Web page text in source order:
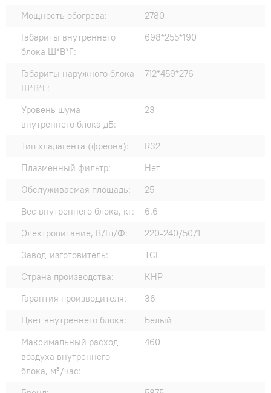
Мощность обогрева:
2780
Габариты внутреннего
блока Ш*В*Г:
698*255*190
Габариты наружного блока
Ш*В*Г:
712*459*276
Уровень шума
внутреннего блока дБ:
23
Тип хладагента (фреона):
R32
Плазменный фильтр:
Нет
Обслуживаемая площадь:
25
Вес внутреннего блока, кг:
6.6
Электропитание, В/Гц/Ф:
220-240/50/1
Завод-изготовитель:
TCL
Страна производства:
КНР
Гарантия производителя:
36
Цвет внутреннего блока:
Белый
Максимальный расход
воздуха внутреннего
блока, м³/час:
460